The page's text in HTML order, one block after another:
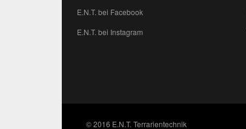
E.N.T. bei Facebook
E.N.T. bei Instagram
© 2016 E.N.T. Terrarientechnik